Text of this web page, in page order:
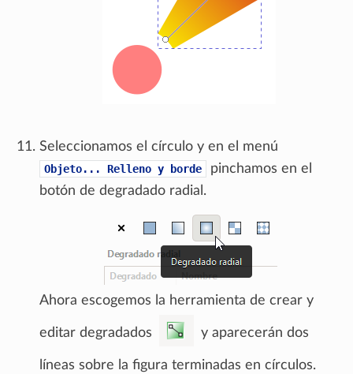
Seleccionamos el círculo y en el menú
Objeto... Relleno y borde
pinchamos en el
botón de degradado radial.
Ahora escogemos la herramienta de crear y
editar degradados y aparecerán dos
líneas sobre la figura terminadas en círculos.